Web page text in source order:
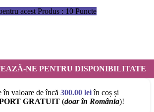
acest Produs : 10 Puncte
NE PENTRU DISPONIBILITATE
în valoare de încă 300.00 leiîn coș și
GRATUIT (doar în România)!